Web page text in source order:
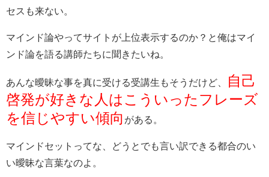
セスも来ない。
マインド論やってサイトが上位表示するのか？と俺はマイ
ンド論を語る講師たちに聞きたいね。
あんな曖昧な事を真に受ける受講生もそうだけど、
自己
啓発が好きな人はこういったフレーズ
を信じやすい傾向 がある。
マインドセットってな、どうとでも言い訳できる都合のい
い曖昧な言葉なのよ。